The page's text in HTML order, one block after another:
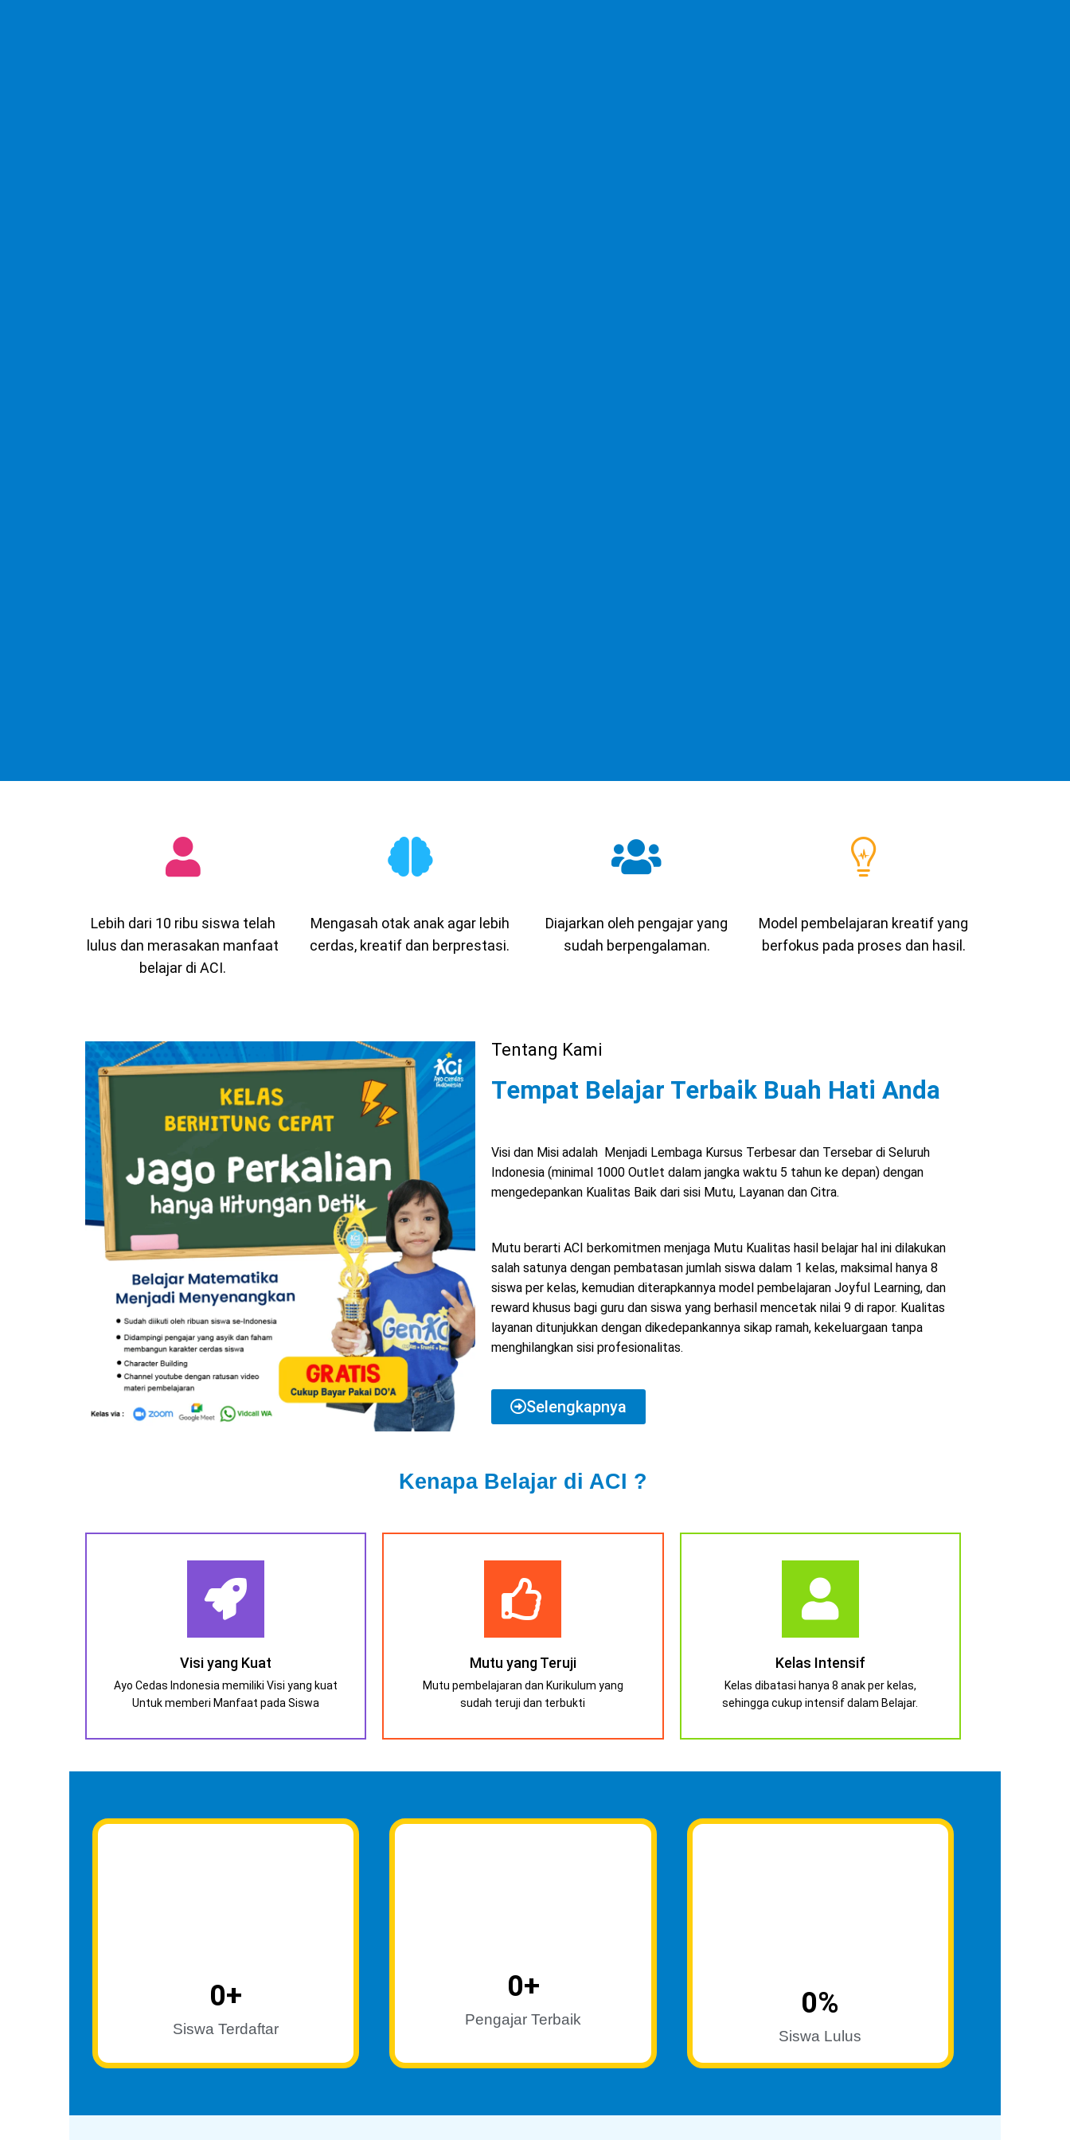
Lebih dari 10 ribu siswa telah
lulus dan merasakan manfaat
belajar di ACI.
Mengasah otak anak agar lebih
cerdas, kreatif dan berprestasi.
Diajarkan oleh pengajar yang
sudah berpengalaman.
Model pembelajaran kreatif yang
berfokus pada proses dan hasil.
Tentang Kami
Tempat Belajar Terbaik Buah Hati Anda
Visi dan Misi adalah Menjadi Lembaga Kursus Terbesar dan Tersebar di Seluruh
Indonesia (minimal 1000 Outlet dalam jangka waktu 5 tahun ke depan) dengan
mengedepankan Kualitas Baik dari sisi Mutu, Layanan dan Citra.
Mutu berarti ACI berkomitmen menjaga Mutu Kualitas hasil belajar hal ini dilakukan
salah satunya dengan pembatasan jumlah siswa dalam 1 kelas, maksimal hanya 8
siswa per kelas, kemudian diterapkannya model pembelajaran Joyful Learning, dan
reward khusus bagi guru dan siswa yang berhasil mencetak nilai 9 di rapor. Kualitas
layanan ditunjukkan dengan dikedepankannya sikap ramah, kekeluargaan tanpa
menghilangkan sisi profesionalitas.
Selengkapnya
Kenapa Belajar di ACI ?
Visi yang Kuat
Ayo Cedas Indonesia memiliki Visi yang kuat
Untuk memberi Manfaat pada Siswa
Mutu yang Teruji
Mutu pembelajaran dan Kurikulum yang
sudah teruji dan terbukti
Kelas Intensif
Kelas dibatasi hanya 8 anak per kelas,
sehingga cukup intensif dalam Belajar.
Siswa Terdaftar
0+
Pengajar Terbaik
0+
Siswa Lulus
0%